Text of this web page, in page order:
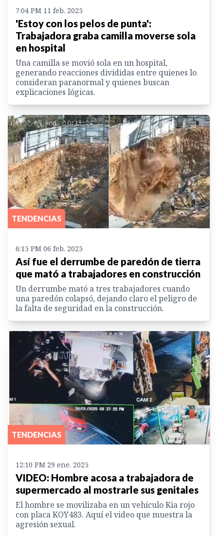
7:04 PM 11 feb. 2025
'Estoy con los pelos de punta':
Trabajadora graba camilla moverse sola
en hospital
Una camilla se movió sola en un hospital,
generando reacciones divididas entre quienes lo
consideran paranormal y quienes buscan
explicaciones lógicas.
TENDENCIAS
6:15 PM 06 feb. 2025
Así fue el derrumbe de paredón de tierra
que mató a trabajadores en construcción
Un derrumbe mató a tres trabajadores cuando
una paredón colapsó, dejando claro el peligro de
la falta de seguridad en la construcción.
TENDENCIAS
12:10 PM 29 ene. 2025
VIDEO: Hombre acosa a trabajadora de
supermercado al mostrarle sus genitales
El hombre se movilizaba en un vehículo Kia rojo
con placa KOY483. Aquí el video que muestra la
agresión sexual.